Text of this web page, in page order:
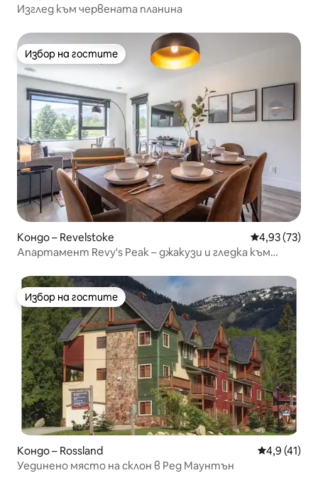
Изглед към червената планина
Избор на гостите
Избор на гостите
Кондо – Revelstoke Средна
4,93 (73)
Апартамент Revy's Peak – джакузи и гледка към
Избор на гостите
Избор на гостите
Кондо – Rossland Средна
4,9 (41)
Уединено място на склон в Ред Маунтън